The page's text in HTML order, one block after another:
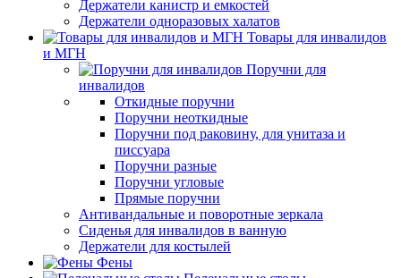
Держатели канистр и емкостей
Держатели одноразовых халатов
Товары для инвалидов
и МГН
Поручни для
инвалидов
Откидные поручни
Поручни неоткидные
Поручни под раковину, для унитаза и
писсуара
Поручни разные
Поручни угловые
Прямые поручни
Антивандальные и поворотные зеркала
Сиденья для инвалидов в ванную
Держатели для костылей
Фены